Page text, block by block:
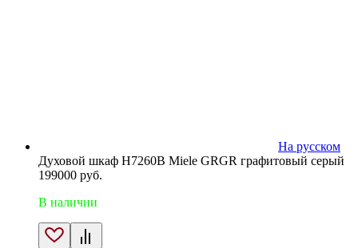
На русском
Духовой шкаф H7260B Miele GRGR графитовый серый
199000 руб.
В наличии